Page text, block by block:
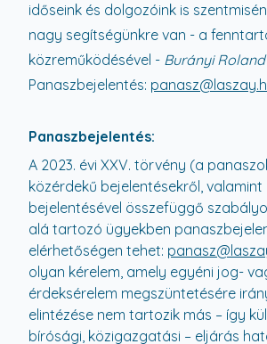
időseink és dolgozóink is
nagy segítségünkre van - a
közreműködésével - Burányi Roland
Panaszbejelentés:
Panaszbejelentés:
A 2023. évi XXV. törvény (a
közérdekű bejelentésekről, valamint
bejelentésével összefüggő
alá tartozó ügyekben
elérhetőségen tehet:
olyan kérelem, amely egyéni jog-
érdeksérelem megszüntetésére
elintézése nem tartozik más – így
bírósági, közigazgatási – eljárás